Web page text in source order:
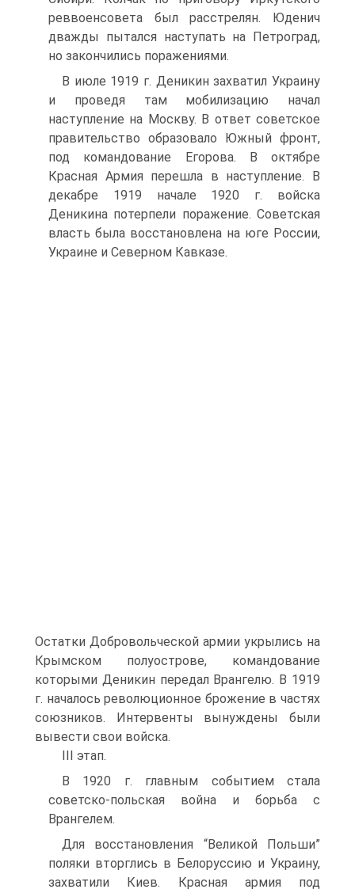
реввоенсовета был расстрелян. Юденич
дважды пытался наступать на Петроград,
но закончились поражениями.
В июле 1919 г. Деникин захватил Украину
и проведя там мобилизацию начал
наступление на Москву. В ответ советское
правительство образовало Южный фронт,
под командование Егорова. В октябре
Красная Армия перешла в наступление. В
декабре 1919 начале 1920 г. войска
Деникина потерпели поражение. Советская
власть была восстановлена на юге России,
Украине и Северном Кавказе.
Остатки Добровольческой армии укрылись на
Крымском полуострове, командование
которыми Деникин передал Врангелю. В 1919
г. началось революционное брожение в частях
союзников. Интервенты вынуждены были
вывести свои войска.
III этап.
В 1920 г. главным событием стала
советско-польская война и борьба с
Врангелем.
Для восстановления “Великой Польши”
поляки вторглись в Белоруссию и Украину,
захватили Киев. Красная армия под